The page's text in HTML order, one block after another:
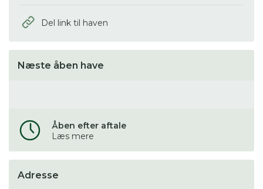
Del link til haven
Næste åben have
Åben efter aftale
Læs mere
Adresse